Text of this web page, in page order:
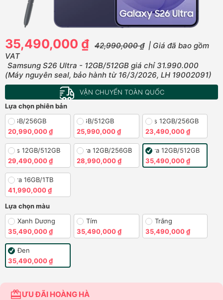
35,490,000 ₫ 42,990,000 ₫ | Giá đã bao gồm
VAT
Samsung S26 Ultra - 12GB/512GB giá chỉ 31.990.000
(Máy nguyên seal, bảo hành từ 16/3/2026, LH 19002091)
VẬN CHUYỂN TOÀN QUỐC
Lựa chọn phiên bản
12GB/256GB
20,990,000 ₫
S26 12GB/512GB
25,990,000 ₫
S26 Plus 12GB/256GB
23,490,000 ₫
Plus 12GB/512GB
29,490,000 ₫
S26 Ultra 12GB/256GB
28,990,000 ₫
S26 Ultra 12GB/512GB
35,490,000 ₫
Ultra 16GB/1TB
41,990,000 ₫
Lựa chọn màu
Xanh Dương
35,490,000 ₫
Tím
35,490,000 ₫
Trắng
35,490,000 ₫
Đen
35,490,000 ₫
ƯU ĐÃI HOÀNG HÀ